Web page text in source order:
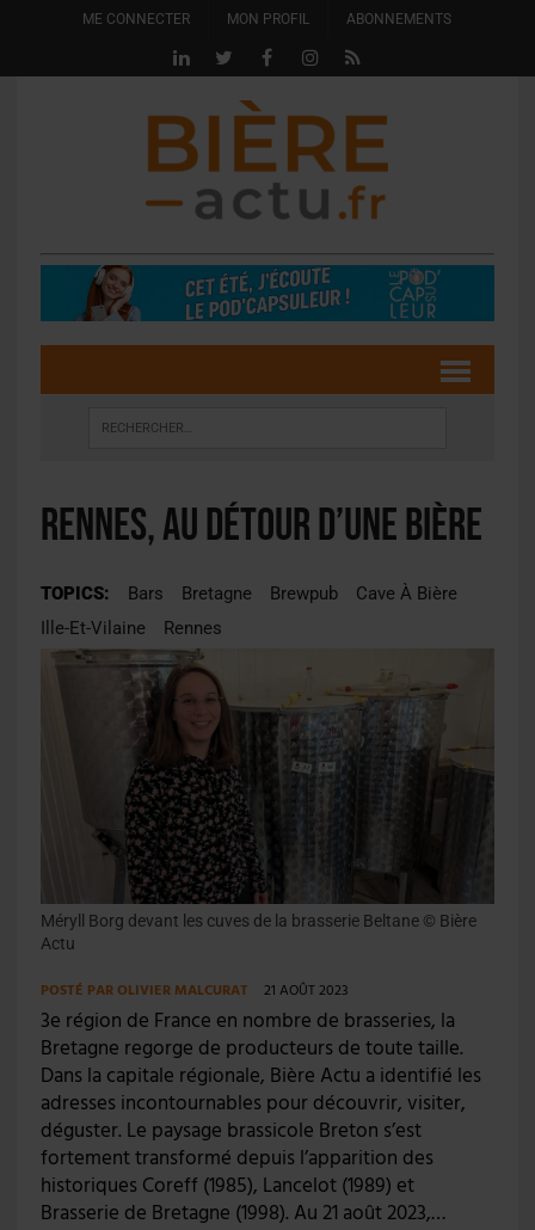
ME CONNECTER MON PROFIL ABONNEMENTS
Rennes, au détour d’une bière
TOPICS: Bars Bretagne Brewpub
Cave À Bière
Ille-Et-Vilaine
Rennes
Méryll Borg devant les cuves de la brasserie Beltane © Bière
Actu
POSTÉ PAROLIVIER MALCURAT 21 AOÛT 2023
3e région de France en nombre de brasseries, la
Bretagne regorge de producteurs de toute taille.
Dans la capitale régionale, Bière Actu a identifié les
adresses incontournables pour découvrir, visiter,
déguster. Le paysage brassicole Breton s’est
fortement transformé depuis l’apparition des
historiques Coreff (1985), Lancelot (1989) et
Brasserie de Bretagne (1998). Au 21 août 2023,…